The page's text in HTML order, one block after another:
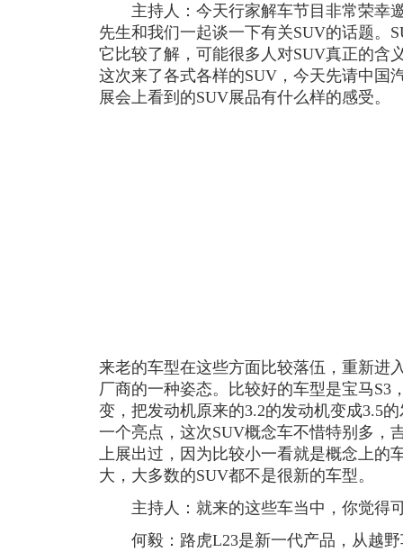
主持人：今天行家解车节目非常荣幸
先生和我们一起谈一下有关SUV的话题。
它比较了解，可能很多人对SUV真正的含
这次来了各式各样的SUV，今天先请中国
展会上看到的SUV展品有什么样的感受。
来老的车型在这些方面比较落伍，重新进
厂商的一种姿态。比较好的车型是宝马S3
变，把发动机原来的3.2的发动机变成3.5
一个亮点，这次SUV概念车不惜特别多，
上展出过，因为比较小一看就是概念上的
大，大多数的SUV都不是很新的车型。
主持人：就来的这些车当中，你觉得
何毅：路虎L23是新一代产品，从越野